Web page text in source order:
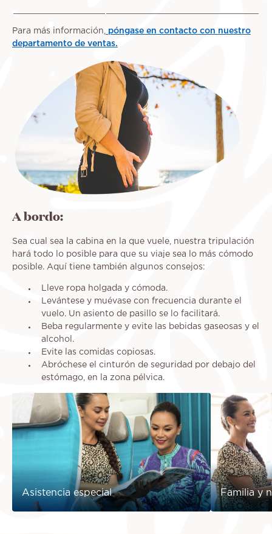
Para más información,
póngase en contacto con nuestro
departamento de ventas.
A bordo:
Sea cual sea la cabina en la que vuele, nuestra tripulación
hará todo lo posible para que su viaje sea lo más cómodo
posible. Aquí tiene también algunos consejos:
Lleve ropa holgada y cómoda.
Levántese y muévase con frecuencia durante el
vuelo. Un asiento de pasillo se lo facilitará.
Beba regularmente y evite las bebidas gaseosas y el
alcohol.
Evite las comidas copiosas.
Abróchese el cinturón de seguridad por debajo del
estómago, en la zona pélvica.
Asistencia especial Familia y